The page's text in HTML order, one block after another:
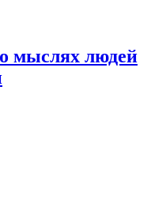
мыслях людей